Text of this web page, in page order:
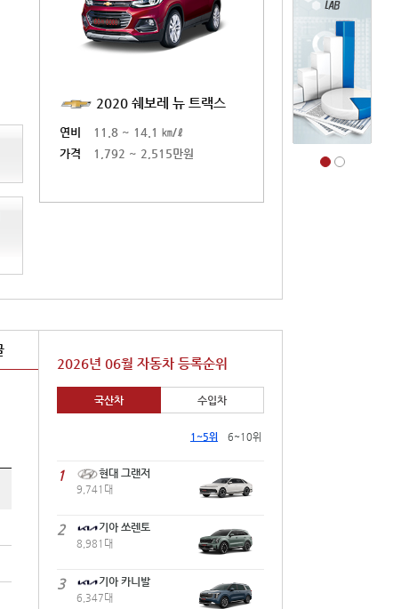
2020 쉐보레 뉴 트랙스
연비
11.8 ~ 14.1 ㎞/ℓ
가격
1,792 ~ 2,515만원
2019 르노코리아
17.4 ㎞/ℓ
2,180 ~ 2,523만원
2026년 06월 자동차 등록순위
국산차 수입차
1~5위 6~10위
1 현대 그랜저
9,741대
2 기아 쏘렌토
8,981대
3 기아 카니발
6,347대